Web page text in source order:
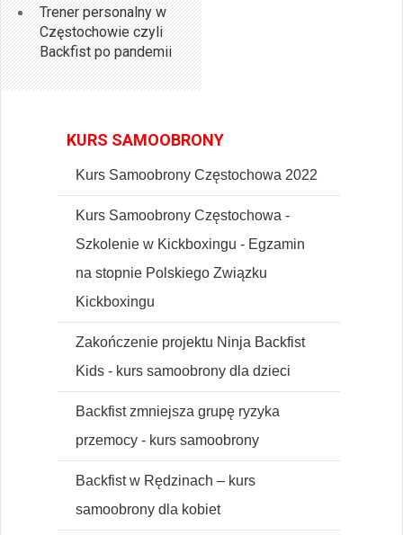
Trener personalny w
Częstochowie czyli
Backfist po pandemii
KURS SAMOOBRONY
Kurs Samoobrony Częstochowa 2022
Kurs Samoobrony Częstochowa -
Szkolenie w Kickboxingu - Egzamin
na stopnie Polskiego Związku
Kickboxingu
Zakończenie projektu Ninja Backfist
Kids - kurs samoobrony dla dzieci
Backfist zmniejsza grupę ryzyka
przemocy - kurs samoobrony
Backfist w Rędzinach – kurs
samoobrony dla kobiet